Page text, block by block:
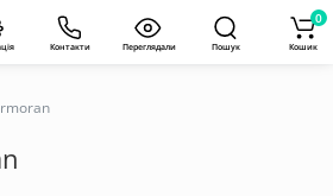
Контакти Переглядали Пошук Кошик
0